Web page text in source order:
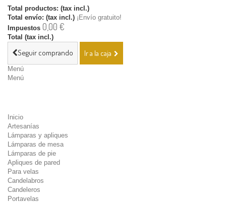
Total productos: (tax incl.)
Total envío: (tax incl.) ¡Envío gratuito!
Impuestos 0,00 €
Total (tax incl.)
Seguir comprando Ir a la caja
Menú
Menú
Inicio
Artesanías
Lámparas y apliques
Lámparas de mesa
Lámparas de pie
Apliques de pared
Para velas
Candelabros
Candeleros
Portavelas